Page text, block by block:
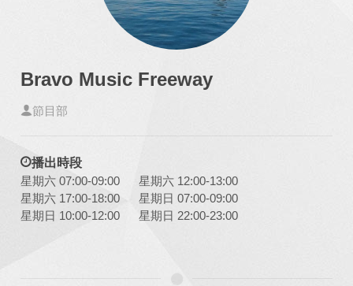
Bravo Music Freeway
節目部
播出時段
星期六 07:00-09:00
星期六 12:00-13:00
星期六 17:00-18:00
星期日 07:00-09:00
星期日 10:00-12:00
星期日 22:00-23:00